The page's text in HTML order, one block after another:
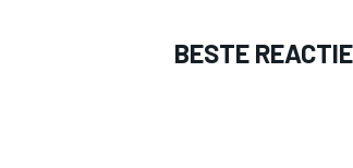
BESTE